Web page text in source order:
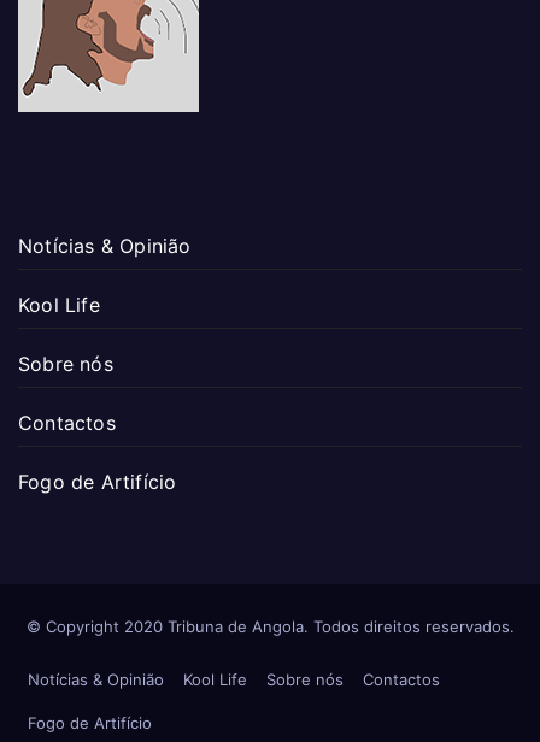
Notícias & Opinião
Kool Life
Sobre nós
Contactos
Fogo de Artifício
© Copyright 2020 Tribuna de Angola. Todos direitos reservados.
Notícias & Opinião Kool Life Sobre nós Contactos
Fogo de Artifício